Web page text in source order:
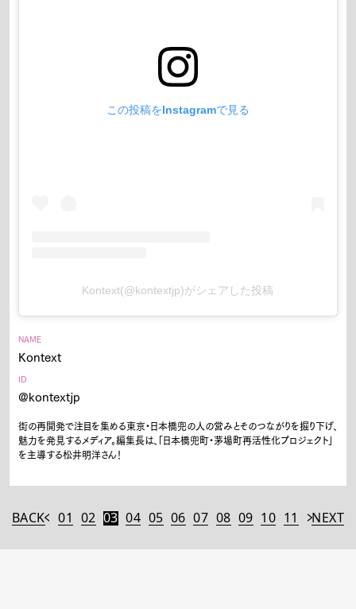
この投稿をInstagramで見る
Kontext(@kontextjp)がシェアした投稿
NAME
Kontext
ID
@kontextjp
街の再開発で注目を集める東京・日本橋兜の人の営みとそのつながりを掘り下げ、
魅力を発見するメディア。編集長は、「日本橋兜町・茅場町再活性化プロジェクト」
を主導する松井明洋さん！
BACK 01 02 03 04 05 06 07 08 09 10 11 NEXT